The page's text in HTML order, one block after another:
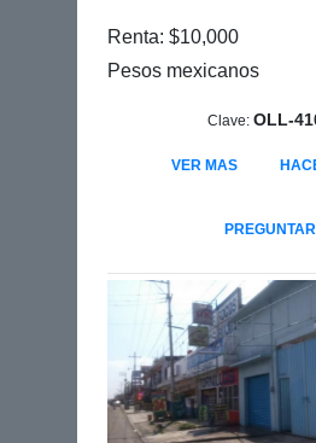
Renta: $10,000
Pesos mexicanos
Clave: OLL-
VER MAS
PREGUNTAR